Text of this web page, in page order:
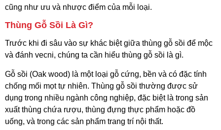
cũng như ưu và nhược điểm của mỗi loại.
Thùng Gỗ Sồi Là Gì?
Trước khi đi sâu vào sự khác biệt giữa thùng gỗ sồi để mộc
và đánh vecni, chúng ta cần hiểu thùng gỗ sồi là gì.
Gỗ sồi (Oak wood) là một loại gỗ cứng, bền và có đặc tính
chống mối mọt tự nhiên. Thùng gỗ sồi thường được sử
dụng trong nhiều ngành công nghiệp, đặc biệt là trong sản
xuất thùng chứa rượu, thùng đựng thực phẩm hoặc đồ
uống, và trong các sản phẩm trang trí nội thất.